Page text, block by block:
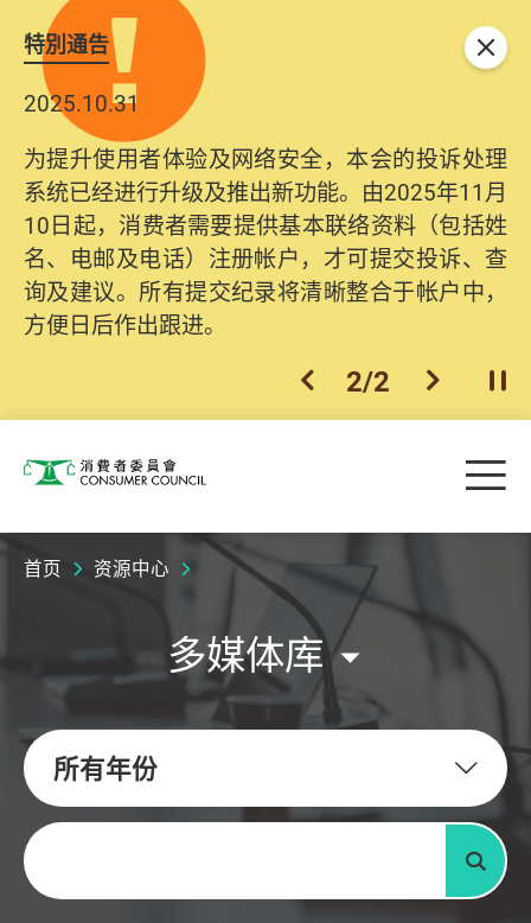
特別通告
2025.10.31
为提升使用者体验及网络安全，本会的投诉处理
系统已经进行升级及推出新功能。由2025年11月
10日起，消费者需要提供基本联络资料（包括姓
名、电邮及电话）注册帐户，才可提交投诉、查
询及建议。所有提交纪录将清晰整合于帐户中，
方便日后作出跟进。
上一个
2/2 下一个开
关闭
消费者委员会 目
首页 资源中心
多媒体库
所有年份
关键字
搜寻